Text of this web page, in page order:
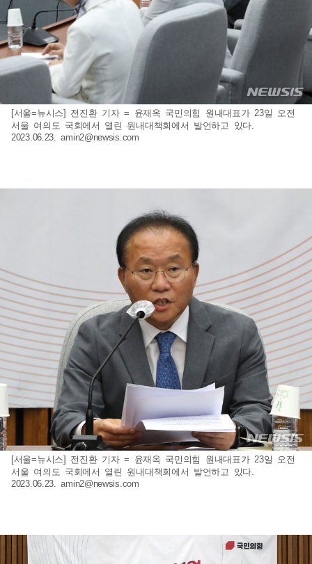
[서울=뉴시스] 전진환 기자 = 윤재옥 국민의힘 원내대표가 23일 오전
서울 여의도 국회에서 열린 원내대책회에서 발언하고 있다.
2023.06.23.amin2@newsis.com
[서울=뉴시스] 전진환 기자 = 윤재옥 국민의힘 원내대표가 23일 오전
서울 여의도 국회에서 열린 원내대책회에서 발언하고 있다.
2023.06.23.amin2@newsis.com